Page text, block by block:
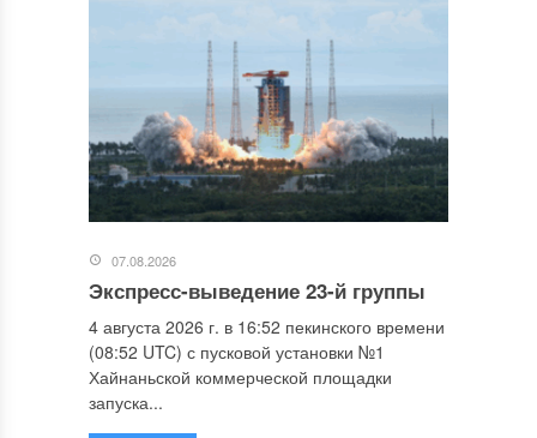
07.08.2026
Экспресс-выведение 23-й группы
4 августа 2026 г. в 16:52 пекинского времени
(08:52 UTC) с пусковой установки №1
Хайнаньской коммерческой площадки
запуска...